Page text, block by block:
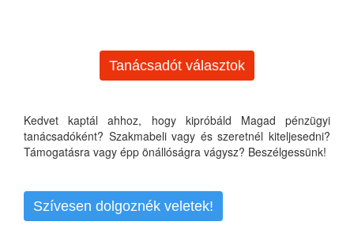
Tanácsadót választok
Kedvet kaptál ahhoz, hogy kipróbáld Magad pénzügyi
tanácsadóként? Szakmabeli vagy és szeretnél kiteljesedni?
Támogatásra vagy épp önállóságra vágysz? Beszélgessünk!
Szívesen dolgoznék veletek!